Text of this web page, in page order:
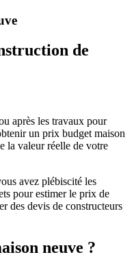
de
après les travaux pour
un prix budget maison
la valeur réelle de votre
avez plébiscité les
pour estimer le prix de
des devis de constructeurs
neuve ?